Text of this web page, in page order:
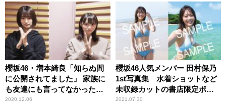
驚き
櫻坂46・増本綺良「知らぬ間
に公開されてました」 家族に
も友達にも言ってなかった事
実に井上梨名もびっくり
2020.12.06
櫻坂46人気メンバー 田村保乃
1st写真集 水着ショットなど
未収録カットの書店限定ポス
トカード10種解禁
2021.07.30